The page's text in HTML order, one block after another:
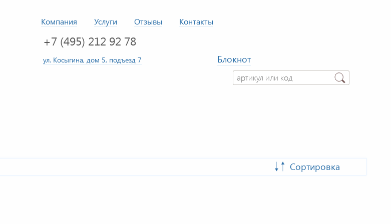
Компания Услуги Отзывы Контакты
+7 (495) 212 92 78
ул. Косыгина, дом 5, подъезд 7
Блокнот
Сортировка